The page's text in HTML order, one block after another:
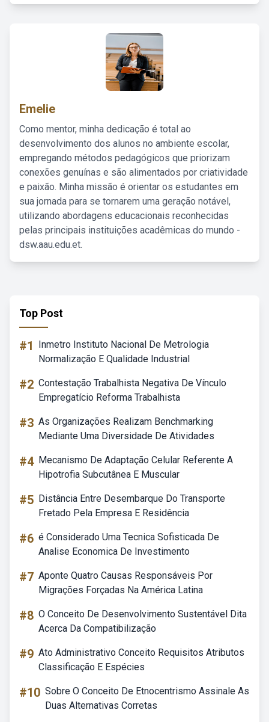
Emelie
Como mentor, minha dedicação é total ao
desenvolvimento dos alunos no ambiente escolar,
empregando métodos pedagógicos que priorizam
conexões genuínas e são alimentados por criatividade
e paixão. Minha missão é orientar os estudantes em
sua jornada para se tornarem uma geração notável,
utilizando abordagens educacionais reconhecidas
pelas principais instituições acadêmicas do mundo -
dsw.aau.edu.et.
Top Post
#1
Inmetro Instituto Nacional De Metrologia
Normalização E Qualidade Industrial
#2 Contestação Trabalhista Negativa De Vínculo
Empregatício Reforma Trabalhista
#3 As Organizações Realizam Benchmarking
Mediante Uma Diversidade De Atividades
#4 Mecanismo De Adaptação Celular Referente A
Hipotrofia Subcutânea E Muscular
#5 Distância Entre Desembarque Do Transporte
Fretado Pela Empresa E Residência
#6 é Considerado Uma Tecnica Sofisticada De
Analise Economica De Investimento
#7 Aponte Quatro Causas Responsáveis Por
Migrações Forçadas Na América Latina
#8 O Conceito De Desenvolvimento Sustentável Dita
Acerca Da Compatibilização
#9 Ato Administrativo Conceito Requisitos Atributos
Classificação E Espécies
#10 Sobre O Conceito De Etnocentrismo Assinale As
Duas Alternativas Corretas